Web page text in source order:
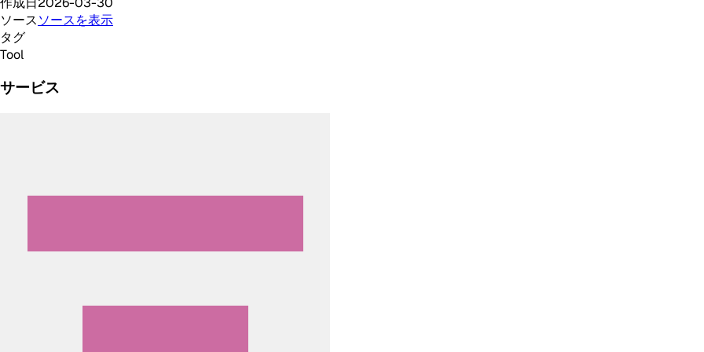
ソースソースを表示
タグ
Tool
サービス